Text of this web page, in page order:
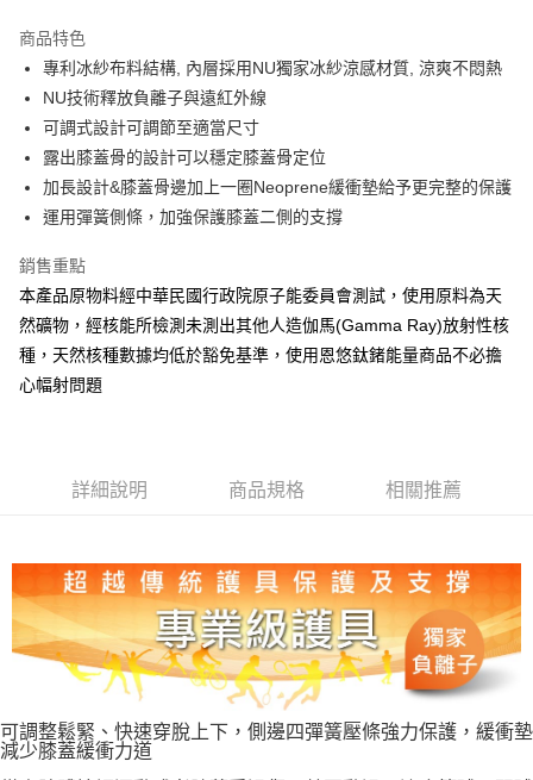
合作金庫商業銀行
華南商業銀行
彰化商業銀行
上海商業儲蓄銀行
國泰世華商業銀行
臺灣中小企業銀行
台中商業銀行
匯豐（台灣）商業銀行
華泰商業銀行
聯邦商業銀行
遠東國際商業銀行
元大商業銀行
永豐商業銀行
台新國際商業銀行
台灣樂天信用卡公司
超商取貨付款
LINE Pay
Apple Pay
街口支付
Google Pay
ATM付款
運送方式
付款後 全家 取貨
7-11取貨付款
每筆NT$80
付款後 7-11 取貨
每筆NT$80，滿NT$990(含以上)免運費
貨運
每筆NT$80，滿NT$490(含以上)免運費
商品特色
專利冰紗布料結構, 內層採用NU獨家冰紗涼感材質, 涼爽不悶熱
NU技術釋放負離子與遠紅外線
可調式設計可調節至適當尺寸
露出膝蓋骨的設計可以穩定膝蓋骨定位
加長設計&膝蓋骨邊加上一圈Neoprene緩衝墊給予更完整的保護
運用彈簧側條，加強保護膝蓋二側的支撐
銷售重點
本產品原物料經中華民國行政院原子能委員會測試，使用原料為天
然礦物，經核能所檢測未測出其他人造伽馬(Gamma Ray)放射性核
種，天然核種數據均低於豁免基準，使用恩悠鈦鍺能量商品不必擔
心幅射問題
詳細說明 商品規格 相關推薦
可調整鬆緊、快速穿脫上下，側邊四彈簧壓條強力保護，緩衝墊
減少膝蓋緩衝力道